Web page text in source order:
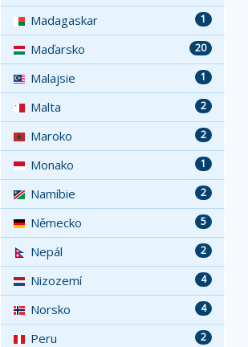
1
Madagaskar
20
Maďarsko
1
Malajsie
2
Malta
2
Maroko
1
Monako
2
Namíbie
5
Německo
2
Nepál
4
Nizozemí
4
Norsko
2
Peru